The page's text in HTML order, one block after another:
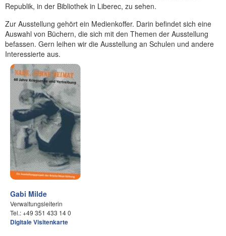
Republik, in der Bibliothek in Liberec, zu sehen.
Zur Ausstellung gehört ein Medienkoffer. Darin befindet sich eine
Auswahl von Büchern, die sich mit den Themen der Ausstellung
befassen. Gern leihen wir die Ausstellung an Schulen und andere
Interessierte aus.
Gabi Milde
Verwaltungsleiterin
Tel.: +49 351 433 14 0
Digitale Visitenkarte